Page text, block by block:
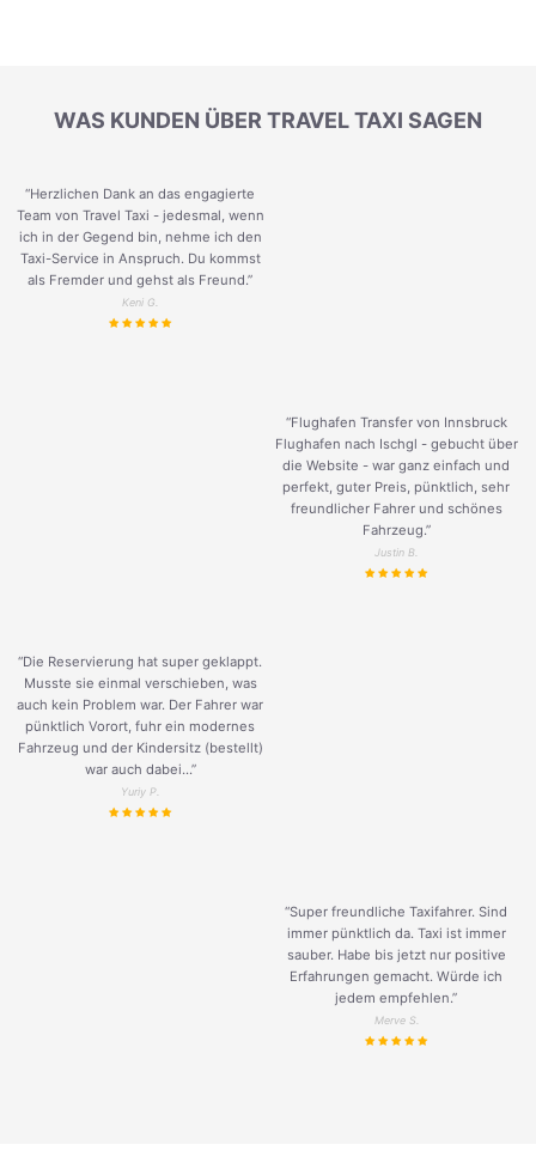
WAS KUNDEN ÜBER TRAVEL TAXI SAGEN
“Herzlichen Dank an das engagierte
Team von Travel Taxi - jedesmal, wenn
ich in der Gegend bin, nehme ich den
Taxi-Service in Anspruch. Du kommst
als Fremder und gehst als Freund.”
Keni G.
“Flughafen Transfer von Innsbruck
Flughafen nach Ischgl - gebucht über
die Website - war ganz einfach und
perfekt, guter Preis, pünktlich, sehr
freundlicher Fahrer und schönes
Fahrzeug.”
Justin B.
“Die Reservierung hat super geklappt.
Musste sie einmal verschieben, was
auch kein Problem war. Der Fahrer war
pünktlich Vorort, fuhr ein modernes
Fahrzeug und der Kindersitz (bestellt)
war auch dabei...”
Yuriy P.
“Super freundliche Taxifahrer. Sind
immer pünktlich da. Taxi ist immer
sauber. Habe bis jetzt nur positive
Erfahrungen gemacht. Würde ich
jedem empfehlen.”
Merve S.